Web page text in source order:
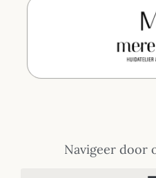
Navigeer door